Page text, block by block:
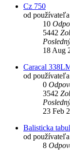
Cz 750
od používateľa
10
5442
18 Aug
Caracal
od používateľa
0
3542
23 Feb
Balisticka
od používateľa
8